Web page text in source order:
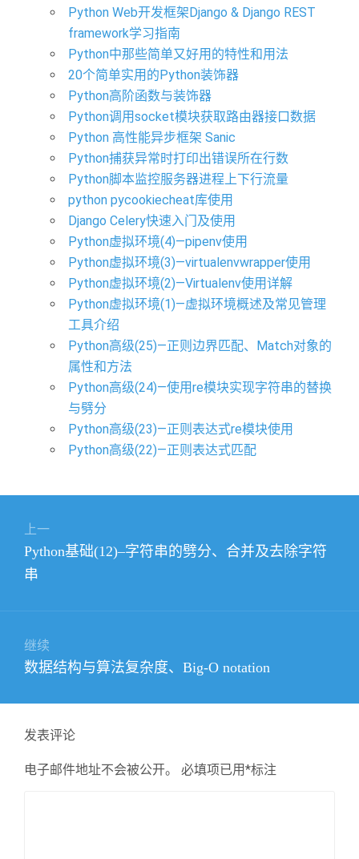
Python Web开发框架Django & Django REST
framework学习指南
Python中那些简单又好用的特性和用法
20个简单实用的Python装饰器
Python高阶函数与装饰器
Python调用socket模块获取路由器接口数据
Python 高性能异步框架 Sanic
Python捕获异常时打印出错误所在行数
Python脚本监控服务器进程上下行流量
python pycookiecheat库使用
Django Celery快速入门及使用
Python虚拟环境(4)—pipenv使用
Python虚拟环境(3)—virtualenvwrapper使用
Python虚拟环境(2)—Virtualenv使用详解
Python虚拟环境(1)—虚拟环境概述及常见管理
工具介绍
Python高级(25)—正则边界匹配、Match对象的
属性和方法
Python高级(24)—使用re模块实现字符串的替换
与劈分
Python高级(23)—正则表达式re模块使用
Python高级(22)—正则表达式匹配
上一
上
篇
Python基础(12)–字符串的劈分、合并及去除字符
串
继续
下
文
章：
数据结构与算法复杂度、Big-O notation
发表评论
电子邮件地址不会被公开。 必填项已用*标注